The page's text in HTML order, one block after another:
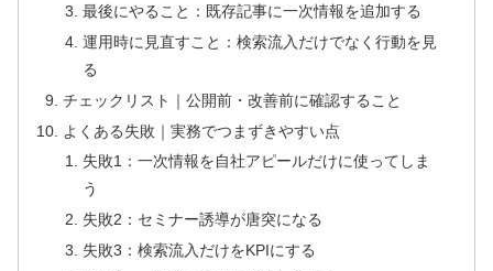
最後にやること：既存記事に一次情報を追加する
運用時に見直すこと：検索流入だけでなく行動を見
る
チェックリスト｜公開前・改善前に確認すること
よくある失敗｜実務でつまずきやすい点
失敗1：一次情報を自社アピールだけに使ってしま
う
失敗2：セミナー誘導が唐突になる
失敗3：検索流入だけをKPIにする